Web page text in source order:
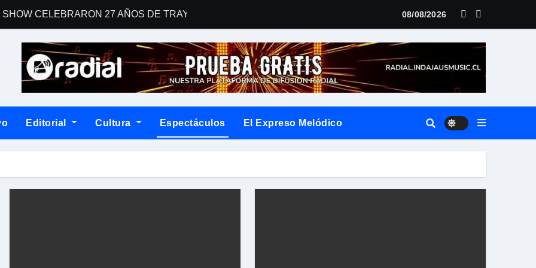
CELEBRARON 27 AÑOS DE TRAYECTORIA CON EL LANZAMIENTO MUNDIAL DE SU «LIVE SESSION #1»
a Country Road Sessions
una gran fiesta dieciochera para celebrar las Fiestas Patrias
Your Consideration Latin Grammy 2026
EN “SOY LA VOZ USA” HOUSTON
08/08/2026
Editorial Cultura Espectáculos El Expreso Melódico